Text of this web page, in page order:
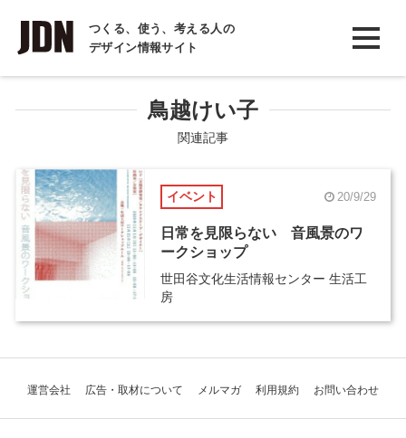
つくる、使う、考える人の
デザイン情報サイト
INTERVIEW
インタビュー
COLUMN
コラム
鳥越けい子
関連記事
イベント 20/9/29
日常を見限らない 音風景のワ
ークショップ
世田谷文化生活情報センター 生活工
房
運営会社 広告・取材について メルマガ 利用規約 お問い合わせ